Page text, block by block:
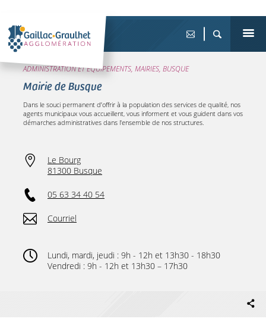
ADMINISTRATION ET ÉQUIPEMENTS, MAIRIES, BUSQUE
Mairie de Busque
Dans le souci permanent d’offrir à la population des services de qualité, nos
agents municipaux vous accueillent, vous informent et vous guident dans vos
démarches administratives dans l'ensemble de nos structures.
Le Bourg
81300 Busque
05 63 34 40 54
Courriel
Lundi, mardi, jeudi : 9h - 12h et 13h30 - 18h30
Vendredi : 9h - 12h et 13h30 – 17h30